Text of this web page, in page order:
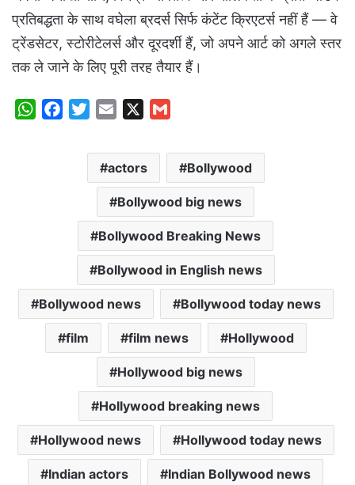
प्रतिबद्धता के साथ वघेला ब्रदर्स सिर्फ कंटेंट क्रिएटर्स नहीं हैं — वे
ट्रेंडसेटर, स्टोरीटेलर्स और दूरदर्शी हैं, जो अपने आर्ट को अगले स्तर
तक ले जाने के लिए पूरी तरह तैयार हैं।
W
i
r
a
i
l
a
l
actors Bollywood
Bollywood big news
Bollywood Breaking News
Bollywood in English news
Bollywood news Bollywood today news
film film news Hollywood
Hollywood big news
Hollywood breaking news
Hollywood news Hollywood today news
Indian actors Indian Bollywood news